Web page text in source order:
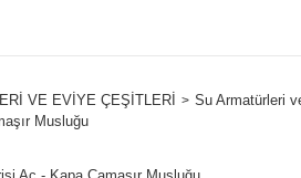
VE EVİYE ÇEŞİTLERİ Su Armatürleri
Musluğu